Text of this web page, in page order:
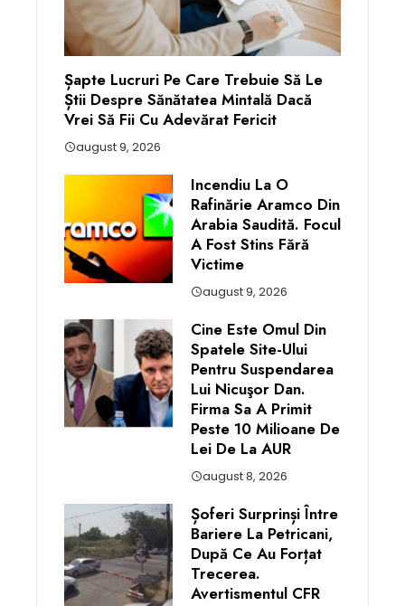
Șapte Lucruri Pe Care Trebuie Să Le
Știi Despre Sănătatea Mintală Dacă
Vrei Să Fii Cu Adevărat Fericit
august 9, 2026
Incendiu La O
Rafinărie Aramco Din
Arabia Saudită. Focul
A Fost Stins Fără
Victime
august 9, 2026
Cine Este Omul Din
Spatele Site-Ului
Pentru Suspendarea
Lui Nicuşor Dan.
Firma Sa A Primit
Peste 10 Milioane De
Lei De La AUR
august 8, 2026
Șoferi Surprinși Între
Bariere La Petricani,
După Ce Au Forțat
Trecerea.
Avertismentul CFR